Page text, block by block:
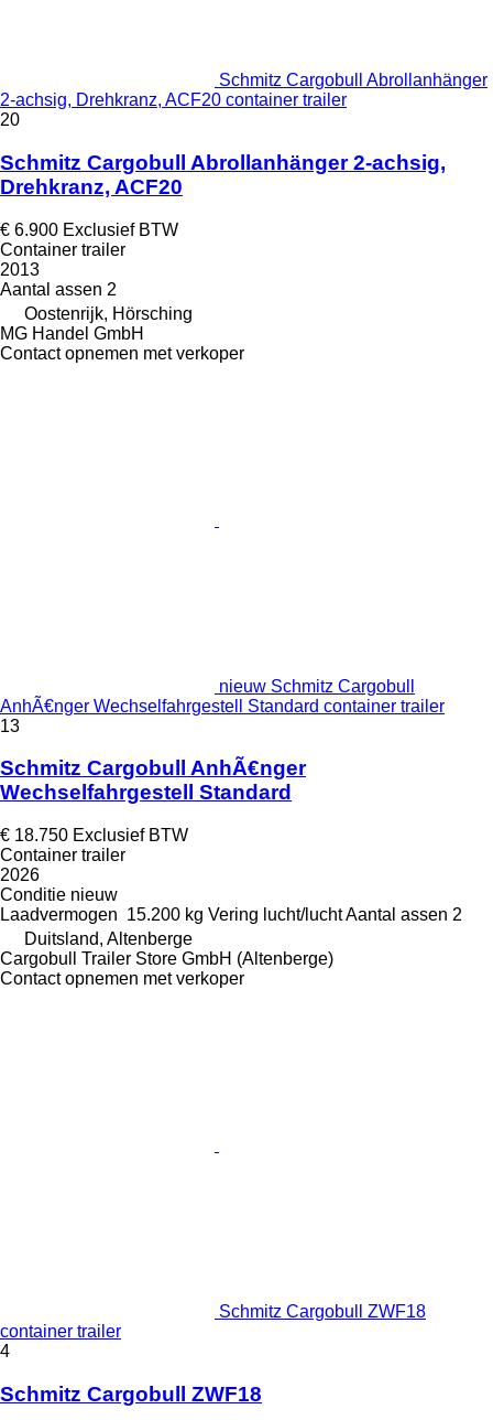
Schmitz Cargobull Abrollanhänger
2-achsig, Drehkranz, ACF20 container trailer
20
Schmitz Cargobull Abrollanhänger 2-achsig,
Drehkranz, ACF20
€ 6.900 Exclusief BTW
Container trailer
2013
Aantal assen 2
Oostenrijk, Hörsching
MG Handel GmbH
Contact opnemen met verkoper
nieuw Schmitz Cargobull
AnhÃ€nger Wechselfahrgestell Standard container trailer
13
Schmitz Cargobull AnhÃ€nger
Wechselfahrgestell Standard
€ 18.750 Exclusief BTW
Container trailer
2026
Conditie nieuw
Laadvermogen 15.200 kg Vering lucht/luchtAantal assen 2
Duitsland, Altenberge
Cargobull Trailer Store GmbH (Altenberge)
Contact opnemen met verkoper
Schmitz Cargobull ZWF18
container trailer
4
Schmitz Cargobull ZWF18